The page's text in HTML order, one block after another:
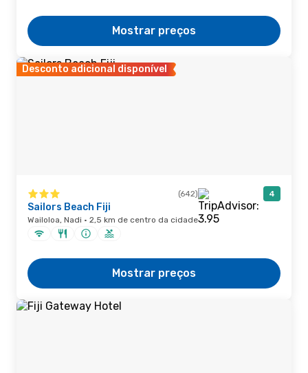
Mostrar preços
Desconto adicional disponível
(642) 4
Sailors Beach Fiji
Wailoloa, Nadi · 2,5 km de centro da cidade
Mostrar preços